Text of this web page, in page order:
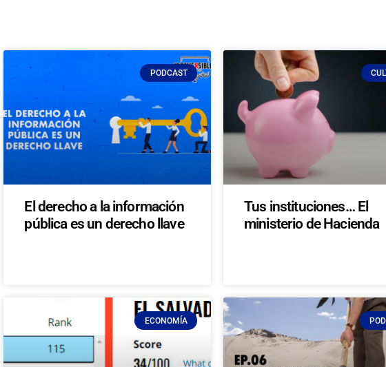
PODCAST
El derecho a la información
pública es un derecho llave
Tus instituciones… El
ministerio de Hacienda
ECONOMÍA